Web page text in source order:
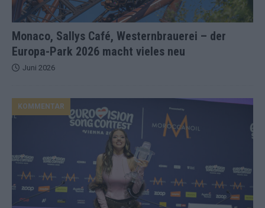
Monaco, Sallys Café, Westernbrauerei – der
Europa-Park 2026 macht vieles neu
Juni 2026
KOMMENTAR